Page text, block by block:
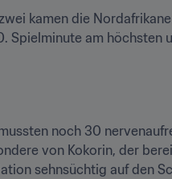
kamen die
Spielminute am höchsten
noch 30
von Kokorin, der
sehnsüchtig auf den